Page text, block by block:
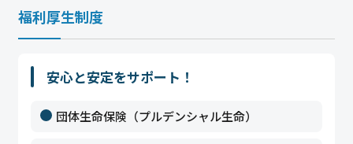
福利厚生制度
安心と安定をサポート！
団体生命保険（プルデンシャル生命）